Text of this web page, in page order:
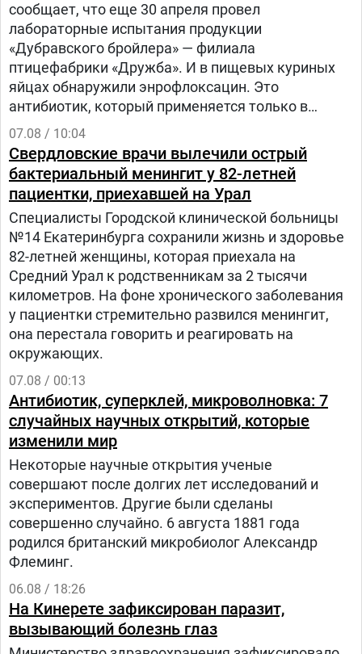
сообщает, что еще 30 апреля провел
лабораторные испытания продукции
«Дубравского бройлера» — филиала
птицефабрики «Дружба». И в пищевых куриных
яйцах обнаружили энрофлоксацин. Это
антибиотик, который применяется только в
ветеринарии для лечения сельскохозяйственных,
домашних животных и птиц.
07.08 / 10:04
Свердловские врачи вылечили острый
бактериальный менингит у 82-летней
пациентки, приехавшей на Урал
Специалисты Городской клинической больницы
№14 Екатеринбурга сохранили жизнь и здоровье
82-летней женщины, которая приехала на
Средний Урал к родственникам за 2 тысячи
километров. На фоне хронического заболевания
у пациентки стремительно развился менингит,
она перестала говорить и реагировать на
окружающих.
07.08 / 00:13
Антибиотик, суперклей, микроволновка: 7
случайных научных открытий, которые
изменили мир
Некоторые научные открытия ученые
совершают после долгих лет исследований и
экспериментов. Другие были сделаны
совершенно случайно. 6 августа 1881 года
родился британский микробиолог Александр
Флеминг.
06.08 / 18:26
На Кинерете зафиксирован паразит,
вызывающий болезнь глаз